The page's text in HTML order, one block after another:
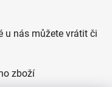
u nás můžete vrátit či
zboží